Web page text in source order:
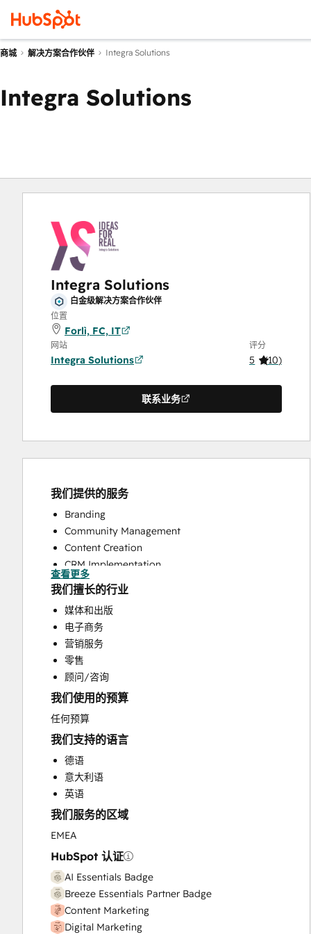
商城 解决方案合作伙伴 Integra Solutions
Integra Solutions
Integra Solutions
白金级解决方案合作伙伴
位置
Forlì, FC, IT
网站
Integra Solutions
评分
5 (10)
联系业务
我们提供的服务
Branding
Community Management
Content Creation
CRM Implementation
Email Marketing
Full Inbound Marketing Services
Paid Advertising
Public Relations
Sales and Marketing Alignment
Social Media
查看更多
我们擅长的行业
媒体和出版
电子商务
营销服务
零售
顾问/咨询
我们使用的预算
任何预算
我们支持的语言
德语
意大利语
英语
我们服务的区域
EMEA
HubSpot 认证
AI Essentials Badge
Breeze Essentials Partner Badge
Content Marketing
Digital Marketing